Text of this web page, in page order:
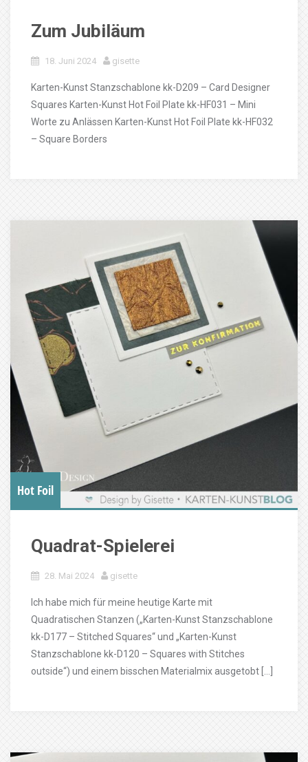
Zum Jubiläum
18. Juni 2024 gisette
Karten-Kunst Stanzschablone kk-D209 – Card Designer
Squares Karten-Kunst Hot Foil Plate kk-HF031 – Mini
Worte zu Anlässen Karten-Kunst Hot Foil Plate kk-HF032
– Square Borders
Hot Foil
Quadrat-Spielerei
28. Mai 2024 gisette
Ich habe mich für meine heutige Karte mit
Quadratischen Stanzen („Karten-Kunst Stanzschablone
kk-D177 – Stitched Squares“ und „Karten-Kunst
Stanzschablone kk-D120 – Squares with Stitches
outside“) und einem bisschen Materialmix ausgetobt […]